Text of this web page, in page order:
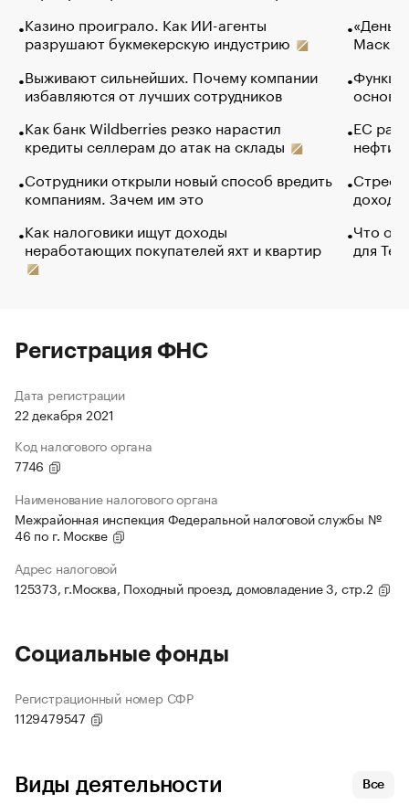
Казино проиграло. Как ИИ-агенты
разрушают букмекерскую индустрию
Выживают сильнейших. Почему компании
избавляются от лучших сотрудников
Как банк Wildberries резко нарастил
кредиты селлерам до атак на склады
Сотрудники открыли новый способ вредить
компаниям. Зачем им это
Как налоговики ищут доходы
неработающих покупателей яхт и квартир
Маск в
основ
ЕС
нефти
Что
для
Регистрация ФНС
Дата регистрации
22 декабря 2021
Код налогового органа
7746
Наименование налогового органа
Межрайонная инспекция Федеральной налоговой службы №
46 по г. Москве
Адрес налоговой
125373, г.Москва, Походный проезд, домовладение 3, стр.2
Социальные фонды
Регистрационный номер СФР
1129479547
Виды деятельности Все